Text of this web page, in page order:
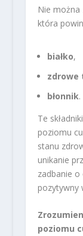
Nie można
która
białko,
zdrowe
błonnik.
Te
poziomu
stanu
unikanie
zadbanie
pozytywny
poziomu